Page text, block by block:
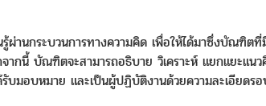
านกระบวนการทางความคิด เพื่อให้ได้มาซึ่งบัณฑิต
นี้ บัณฑิตจะสามารถอธิบาย วิเคราะห์ แยกแยะแน
อบหมาย และเป็นผู้ปฏิบัติงานด้วยความละเอียดร